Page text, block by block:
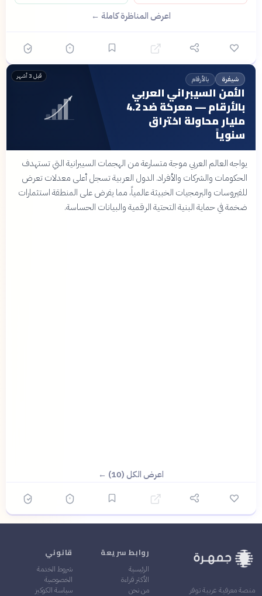
اعرض المناظرة كاملة ←
شيفرة بالأرقام
الأمن السيبراني العربي
بالأرقام — معركة ضد 4.2
مليار محاولة اختراق
سنوياً
قبل 3 أشهر
يواجه العالم العربي موجة متسارعة من الهجمات السيبرانية التي تستهدف
الحكومات والشركات والأفراد. الدول العربية تسجل أعلى معدلات تعرض
للفيروسات والبرمجيات الخبيثة عالمياً، مما يفرض على المنطقة استثمارات
ضخمة في حماية البنية التحتية الرقمية والبيانات الحساسة.
اعرض الكل (10) ←
منصة معرفية عربية توفر
روابط سريعة
الرئيسية
الأكثر قراءة
من نحن
قانوني
شروط الخدمة
الخصوصية
سياسة الكوكيز